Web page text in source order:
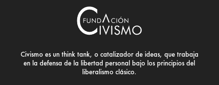
Civismo es un think tank, o catalizador de ideas, que trabaja
en la defensa de la libertad personal bajo los principios del
liberalismo clásico.